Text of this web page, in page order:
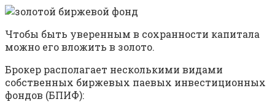
Чтобы быть уверенным в сохранности капитала
можно его вложить в золото.
Брокер располагает несколькими видами
собственных биржевых паевых инвестиционных
фондов (БПИФ):